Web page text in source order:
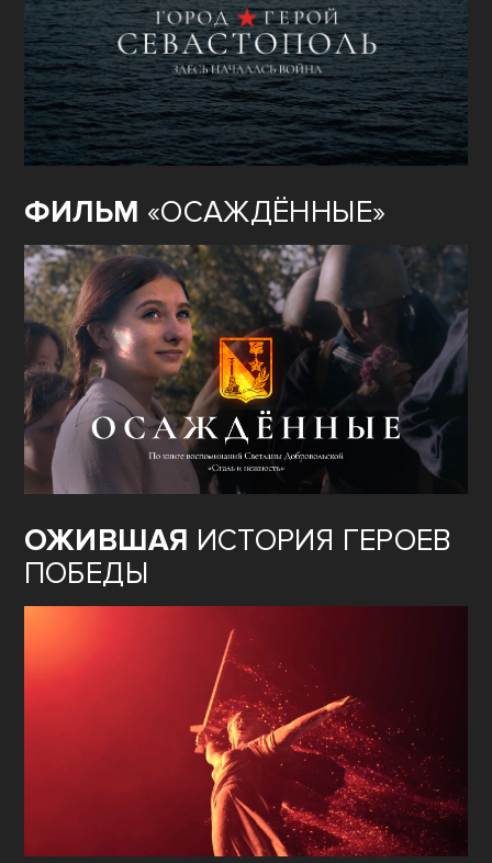
ФИЛЬМ «ОСАЖДЁННЫЕ»
ОЖИВШАЯ ИСТОРИЯ ГЕРОЕВ
ПОБЕДЫ